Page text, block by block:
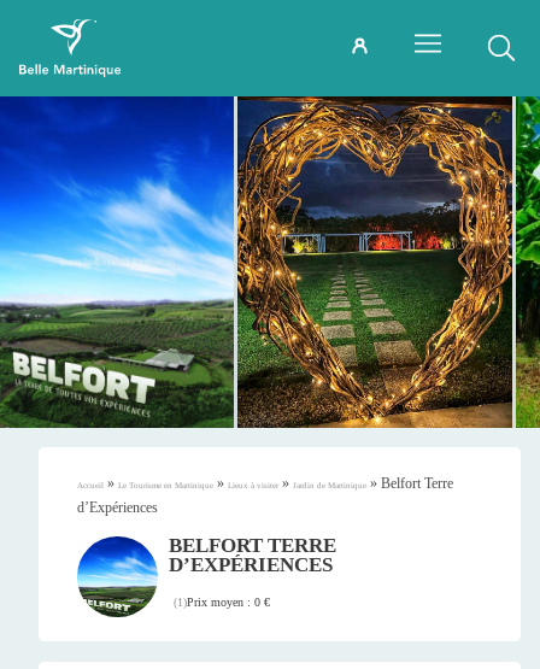
Accueil » Le Tourisme en Martinique » Lieux à visiter » Jardin de Martinique » Belfort Terre
d’Expériences
BELFORT TERRE
D’EXPÉRIENCES
(1)Prix moyen : 0 €